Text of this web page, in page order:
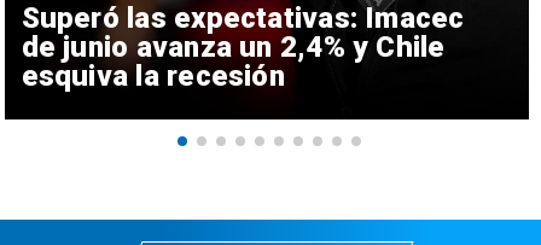
Superó las expectativas: Imacec
de junio avanza un 2,4% y Chile
esquiva la recesión